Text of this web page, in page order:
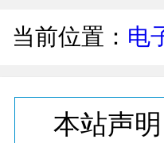
当前位置： 电
本站声明